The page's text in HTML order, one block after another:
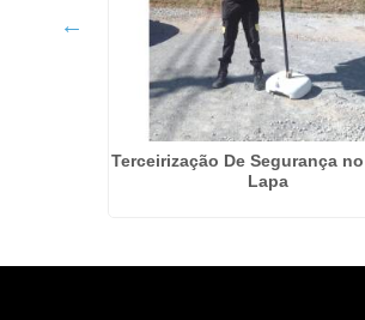
Terceirização De Segurança
Lapa